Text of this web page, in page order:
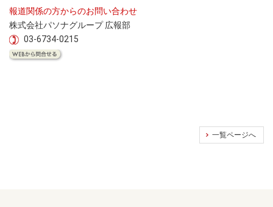
報道関係の方からのお問い合わせ
株式会社パソナグループ 広報部
03-6734-0215
一覧ページへ